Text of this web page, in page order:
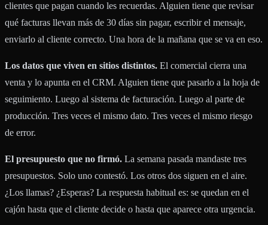
clientes que pagan cuando les recuerdas. Alguien tiene que revisar
qué facturas llevan más de 30 días sin pagar, escribir el mensaje,
enviarlo al cliente correcto. Una hora de la mañana que se va en eso.
Los datos que viven en sitios distintos. El comercial cierra una
venta y lo apunta en el CRM. Alguien tiene que pasarlo a la hoja de
seguimiento. Luego al sistema de facturación. Luego al parte de
producción. Tres veces el mismo dato. Tres veces el mismo riesgo
de error.
El presupuesto que no firmó. La semana pasada mandaste tres
presupuestos. Solo uno contestó. Los otros dos siguen en el aire.
¿Los llamas? ¿Esperas? La respuesta habitual es: se quedan en el
cajón hasta que el cliente decide o hasta que aparece otra urgencia.